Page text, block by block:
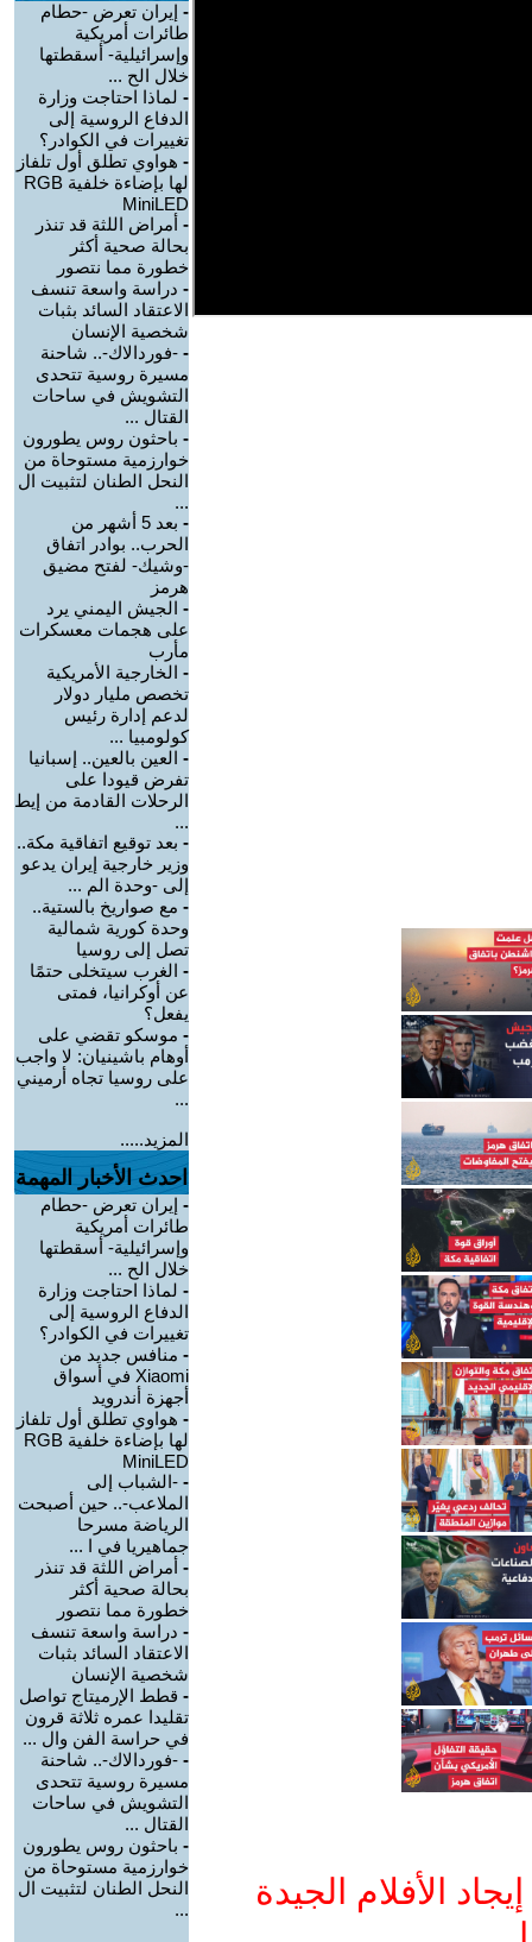
الأفلام الجيدة
- إيران تعرض -حطام
طائرات أمريكية
وإسرائيلية- أسقطتها
خلال الح ...
- لماذا احتاجت وزارة
الدفاع الروسية إلى
تغييرات في الكوادر؟
- هواوي تطلق أول تلفاز
لها بإضاءة خلفية RGB
MiniLED
- أمراض اللثة قد تنذر
بحالة صحية أكثر
خطورة مما نتصور
- دراسة واسعة تنسف
الاعتقاد السائد بثبات
شخصية الإنسان
- -فوردالاك-.. شاحنة
مسيرة روسية تتحدى
التشويش في ساحات
القتال ...
- باحثون روس يطورون
خوارزمية مستوحاة من
النحل الطنان لتثبيت ال
...
-
بعد 5 أشهر من
الحرب.. بوادر اتفاق
-وشيك- لفتح مضيق
هرمز
- الجيش اليمني يرد
على هجمات معسكرات
مأرب
- الخارجية الأمريكية
تخصص مليار دولار
لدعم إدارة رئيس
كولومبيا ...
- العين بالعين.. إسبانيا
تفرض قيودا على
الرحلات القادمة من إيط
...
- بعد توقيع اتفاقية مكة..
وزير خارجية إيران يدعو
إلى -وحدة الم ...
- مع صواريخ بالستية..
وحدة كورية شمالية
تصل إلى روسيا
- الغرب سيتخلى حتمًا
عن أوكرانيا، فمتى
يفعل؟
- موسكو تقضي على
أوهام باشينيان: لا واجب
على روسيا تجاه أرميني
...
المزيد.....
احدث الأخبار المهمة
- إيران تعرض -حطام
طائرات أمريكية
وإسرائيلية- أسقطتها
خلال الح ...
- لماذا احتاجت وزارة
الدفاع الروسية إلى
تغييرات في الكوادر؟
- منافس جديد من
Xiaomi في أسواق
أجهزة أندرويد
- هواوي تطلق أول تلفاز
لها بإضاءة خلفية RGB
MiniLED
- -الشباب إلى
الملاعب-.. حين أصبحت
الرياضة مسرحا
جماهيريا في ا ...
- أمراض اللثة قد تنذر
بحالة صحية أكثر
خطورة مما نتصور
- دراسة واسعة تنسف
الاعتقاد السائد بثبات
شخصية الإنسان
- قطط الإرميتاج تواصل
تقليدا عمره ثلاثة قرون
في حراسة الفن وال ...
- -فوردالاك-.. شاحنة
مسيرة روسية تتحدى
التشويش في ساحات
القتال ...
- باحثون روس يطورون
خوارزمية مستوحاة من
النحل الطنان لتثبيت ال
...